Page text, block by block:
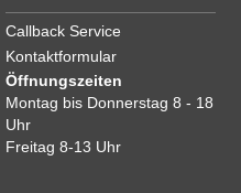
Callback Service
Kontaktformular
Öffnungszeiten
Montag bis Donnerstag 8 - 18
Uhr
Freitag 8-13 Uhr